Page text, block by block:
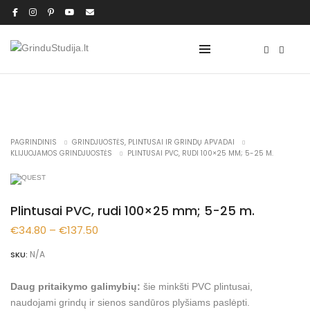
PAGRINDINIS
GRINDJUOSTĖS, PLINTUSAI IR GRINDŲ APVADAI
KLIJUOJAMOS GRINDJUOSTĖS
PLINTUSAI PVC, RUDI 100×25 MM; 5-25 M.
Plintusai PVC, rudi 100×25 mm; 5-25 m.
€34.80 – €137.50
through
SKU: N/A
Daug pritaikymo galimybių: šie minkšti PVC plintusai,
naudojami grindų ir sienos sandūros plyšiams paslėpti.